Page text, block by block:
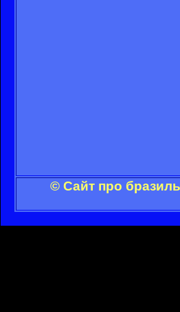
© Сайт про